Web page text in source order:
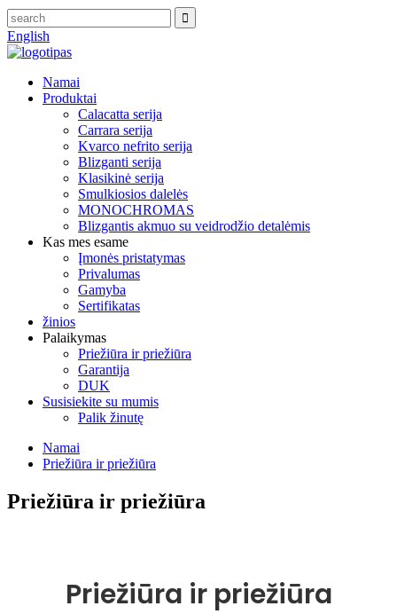
English
Namai
Produktai
Calacatta serija
Carrara serija
Kvarco nefrito serija
Blizganti serija
Klasikinė serija
Smulkiosios dalelės
MONOCHROMAS
Blizgantis akmuo su veidrodžio detalėmis
Kas mes esame
Įmonės pristatymas
Privalumas
Gamyba
Sertifikatas
žinios
Palaikymas
Priežiūra ir priežiūra
Garantija
DUK
Susisiekite su mumis
Palik žinutę
Namai
Priežiūra ir priežiūra
Priežiūra ir priežiūra
Priežiūra ir priežiūra